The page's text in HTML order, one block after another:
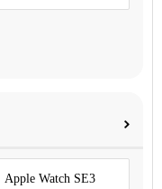
Apple Watch SE3